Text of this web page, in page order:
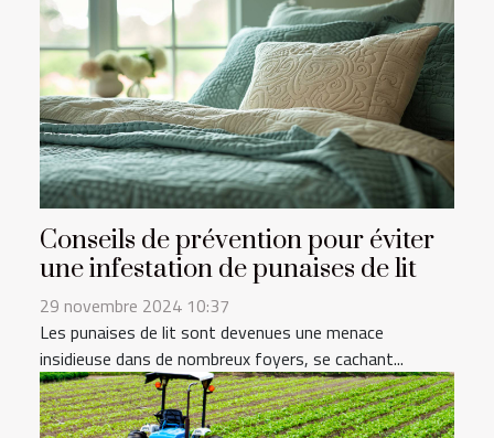
Conseils de prévention pour éviter
une infestation de punaises de lit
29 novembre 2024 10:37
Les punaises de lit sont devenues une menace
insidieuse dans de nombreux foyers, se cachant...